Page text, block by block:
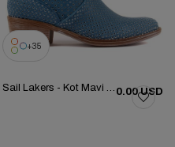
35
Sail Lakers - Kot Mavi Renk Deri Fermuarsız Kadın Yaz Botu-105-2596-VENUS 0.00 USD